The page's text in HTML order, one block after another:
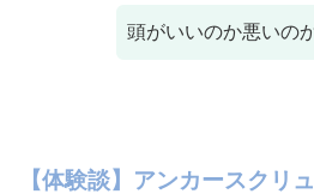
頭がいいのか悪いの
【体験談】アンカースクリ